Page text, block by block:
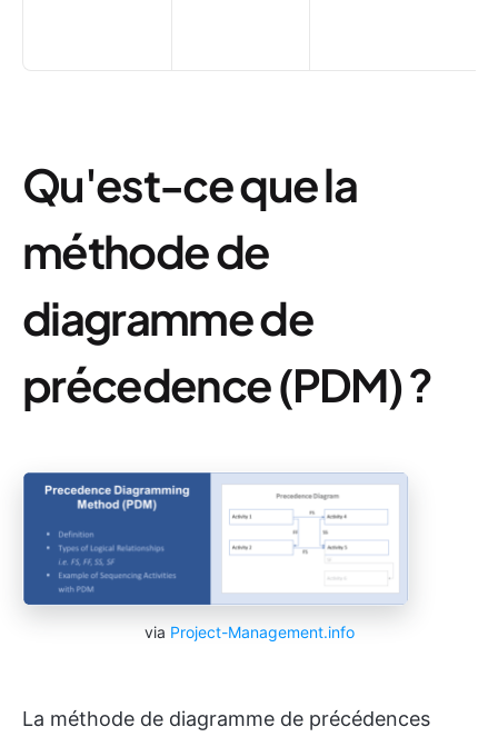
Qu'est-ce que la
méthode de
diagramme de
précedence (PDM) ?
via Project-Management.info
La méthode de diagramme de précédences